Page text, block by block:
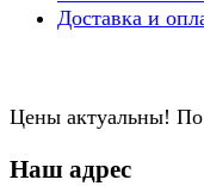
Доставка и
Цены актуальны!
Наш адрес